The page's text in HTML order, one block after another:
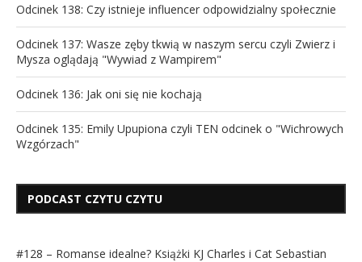
Odcinek 138: Czy istnieje influencer odpowidzialny społecznie
Odcinek 137: Wasze zęby tkwią w naszym sercu czyli Zwierz i
Mysza oglądają "Wywiad z Wampirem"
Odcinek 136: Jak oni się nie kochają
Odcinek 135: Emily Upupiona czyli TEN odcinek o "Wichrowych
Wzgórzach"
PODCAST CZYTU CZYTU
#128 – Romanse idealne? Książki KJ Charles i Cat Sebastian